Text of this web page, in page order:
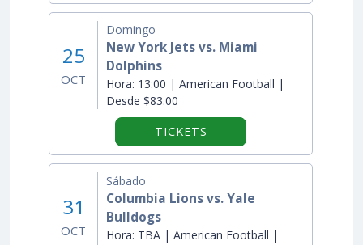
25
OCT
Domingo
New York Jets vs. Miami
Dolphins
Hora: 13:00 | American Football |
Desde $83.00
TICKETS
31
OCT
Sábado
Columbia Lions vs. Yale
Bulldogs
Hora: TBA | American Football |